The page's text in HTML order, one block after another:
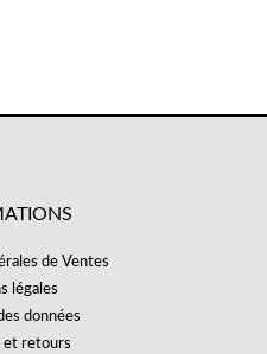
de Ventes
légales
données
et retours